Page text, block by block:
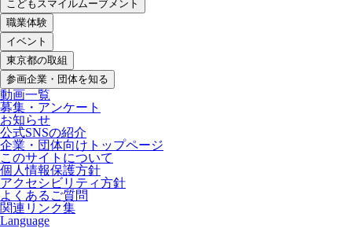
こどもスマイルムーブメント
職業体験
イベント
東京都の取組
参画企業・団体を知る
動画一覧
募集・アンケート
お知らせ
公式SNSの紹介
企業・団体向けトップページ
このサイトについて
個人情報保護方針
アクセシビリティ方針
よくあるご質問
関連リンク集
Language